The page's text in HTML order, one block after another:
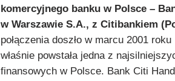
komercyjnego banku w Polsce –
w Warszawie S.A., z Citibankiem
połączenia doszło w marcu 2001
właśnie powstała jedna z
finansowych w Polsce. Bank Citi